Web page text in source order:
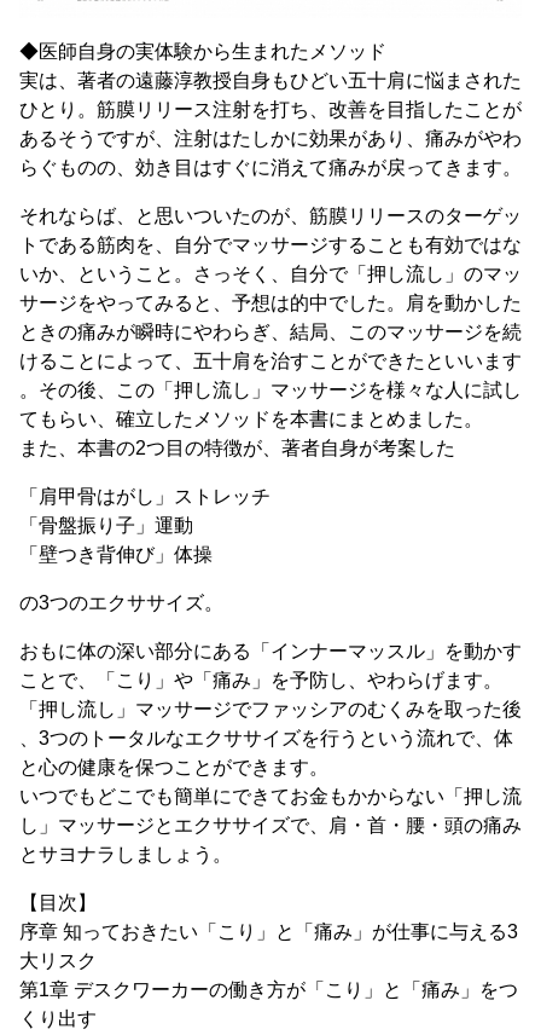
◆医師自身の実体験から生まれたメソッド
実は、著者の遠藤淳教授自身もひどい五十肩に悩まされた
ひとり。筋膜リリース注射を打ち、改善を目指したことが
あるそうですが、注射はたしかに効果があり、痛みがやわ
らぐものの、効き目はすぐに消えて痛みが戻ってきます。
それならば、と思いついたのが、筋膜リリースのターゲッ
トである筋肉を、自分でマッサージすることも有効ではな
いか、ということ。さっそく、自分で「押し流し」のマッ
サージをやってみると、予想は的中でした。肩を動かした
ときの痛みが瞬時にやわらぎ、結局、このマッサージを続
けることによって、五十肩を治すことができたといいます
。その後、この「押し流し」マッサージを様々な人に試し
てもらい、確立したメソッドを本書にまとめました。
また、本書の2つ目の特徴が、著者自身が考案した
「肩甲骨はがし」ストレッチ
「骨盤振り子」運動
「壁つき背伸び」体操
の3つのエクササイズ。
おもに体の深い部分にある「インナーマッスル」を動かす
ことで、「こり」や「痛み」を予防し、やわらげます。
「押し流し」マッサージでファッシアのむくみを取った後
、3つのトータルなエクササイズを行うという流れで、体
と心の健康を保つことができます。
いつでもどこでも簡単にできてお金もかからない「押し流
し」マッサージとエクササイズで、肩・首・腰・頭の痛み
とサヨナラしましょう。
【目次】
序章 知っておきたい「こり」と「痛み」が仕事に与える3
大リスク
第1章 デスクワーカーの働き方が「こり」と「痛み」をつ
くり出す